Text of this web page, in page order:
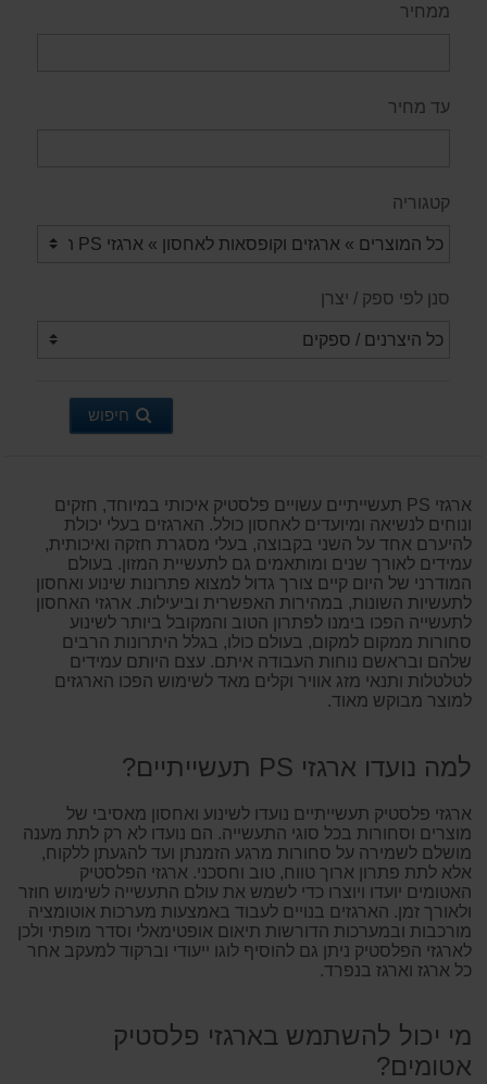
ממחיר
עד מחיר
קטגוריה
סנן לפי ספק / יצרן
חיפוש
ארגזי PS תעשייתיים עשויים פלסטיק איכותי במיוחד, חזקים
ונוחים לנשיאה ומיועדים לאחסון כולל. הארגזים בעלי יכולת
להיערם אחד על השני בקבוצה, בעלי מסגרת חזקה ואיכותית,
עמידים לאורך שנים ומותאמים גם לתעשיית המזון. בעולם
המודרני של היום קיים צורך גדול למצוא פתרונות שינוע ואחסון
לתעשיות השונות, במהירות האפשרית וביעילות. ארגזי האחסון
לתעשייה הפכו בימנו לפתרון הטוב והמקובל ביותר לשינוע
סחורות ממקום למקום, בעולם כולו, בגלל היתרונות הרבים
שלהם ובראשם נוחות העבודה איתם. עצם היותם עמידים
לטלטלות ותנאי מזג אוויר וקלים מאד לשימוש הפכו הארגזים
למוצר מבוקש מאוד.
למה נועדו ארגזי PS תעשייתיים?
ארגזי פלסטיק תעשייתיים נועדו לשינוע ואחסון מאסיבי של
מוצרים וסחורות בכל סוגי התעשייה. הם נועדו לא רק לתת מענה
מושלם לשמירה על סחורות מרגע הזמנתן ועד להגעתן ללקוח,
אלא לתת פתרון ארוך טווח, טוב וחסכני. ארגזי הפלסטיק
האטומים יועדו ויוצרו כדי לשמש את עולם התעשייה לשימוש חוזר
ולאורך זמן. הארגזים בנויים לעבוד באמצעות מערכות אוטומציה
מורכבות ובמערכות הדורשות תיאום אופטימאלי וסדר מופתי ולכן
לארגזי הפלסטיק ניתן גם להוסיף לוגו ייעודי וברקוד למעקב אחר
כל ארגז וארגז בנפרד.
מי יכול להשתמש בארגזי פלסטיק
אטומים?